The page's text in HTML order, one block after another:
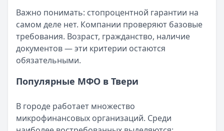
Категория:МФО
Читать новость
Смс о «одобренном займе» от Bigmani Ru: как
Кратко:Пришло СМС об одобрении займа от Bigmani
Опубликовано:23 ноября 2025 г.
Категория:МФО
Читать новость
Все новости
Важно понимать: стопроцентной гарантии на
самом деле нет. Компании проверяют базовые
требования. Возраст, гражданство, наличие
документов — эти критерии остаются
обязательными.
Популярные МФО в Твери
В городе работает множество
микрофинансовых организаций. Среди